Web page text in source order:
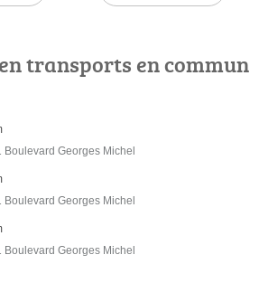
transports en commun
Georges Michel
Georges Michel
Georges Michel